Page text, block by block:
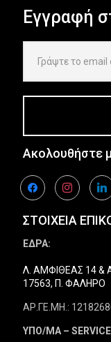
Εγγραφή
Ακολουθήστε
facebookinstagram
ΣΤΟΙΧΕΙΑ
ΕΔΡΑ:
Λ. ΑΜΦΙΘΕΑΣ 14 &
17563, Π. ΦΑΛΗΡΟ
ΑΡ.ΓΕ.ΜΗ.:
ΥΠΟ/ΜΑ –